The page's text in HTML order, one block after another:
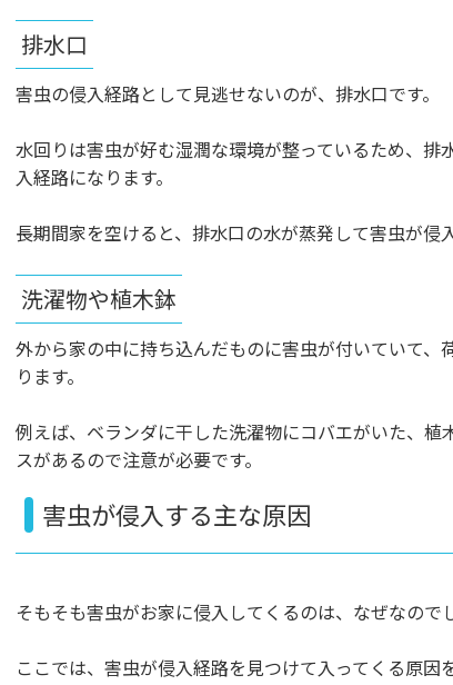
排水口
害虫の侵入経路として見逃せないのが、排水口です。
水回りは害虫が好む湿潤な環境が整っているため、
入経路になります。
長期間家を空けると、排水口の水が蒸発して害虫が侵
洗濯物や植木鉢
外から家の中に持ち込んだものに害虫が付いていて、
ります。
例えば、ベランダに干した洗濯物にコバエがいた、植
スがあるので注意が必要です。
害虫が侵入する主な原因
そもそも害虫がお家に侵入してくるのは、なぜなので
ここでは、害虫が侵入経路を見つけて入ってくる原因